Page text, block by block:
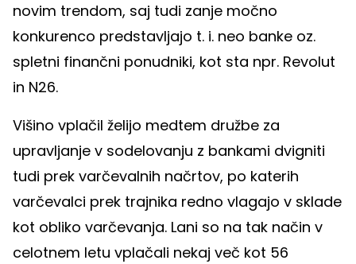
novim trendom, saj tudi zanje močno
konkurenco predstavljajo t. i. neo banke oz.
spletni finančni ponudniki, kot sta npr. Revolut
in N26.
Višino vplačil želijo medtem družbe za
upravljanje v sodelovanju z bankami dvigniti
tudi prek varčevalnih načrtov, po katerih
varčevalci prek trajnika redno vlagajo v sklade
kot obliko varčevanja. Lani so na tak način v
celotnem letu vplačali nekaj več kot 56